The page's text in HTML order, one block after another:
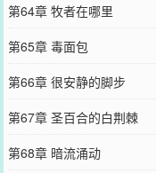
第64章 牧者在哪里
第65章 毒面包
第66章 很安静的脚步
第67章 圣百合的白荆棘
第68章 暗流涌动